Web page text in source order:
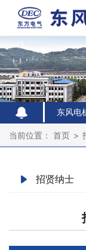
东风电
东风电
东风电
当前位置： 首页 >
招贤纳士